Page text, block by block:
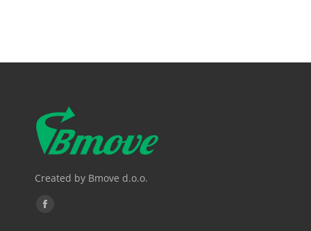
Created by Bmove d.o.o.
Find us on:
Facebook